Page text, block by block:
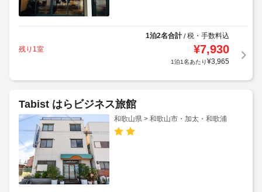
1泊2名合計/税・手数料込
残り1室
¥7,930
1泊1名あたり¥3,965
Tabist はらビジネス旅館
和歌山県 > 和歌山市・加太・和歌浦